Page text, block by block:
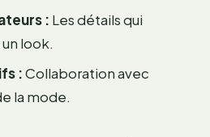
: Les détails qui
look.
:Collaboration avec
la mode.